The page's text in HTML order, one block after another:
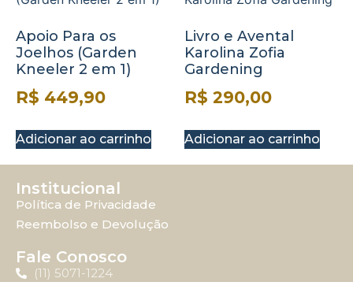
Apoio Para os
Joelhos (Garden
Kneeler 2 em 1)
R$ 449,90
Adicionar ao carrinho
Livro e Avental
Karolina Zofia
Gardening
R$ 290,00
Adicionar ao carrinho
Institucional
Política de Privacidade
Reembolso e Devolução
Fale Conosco
(11) 5071-1224